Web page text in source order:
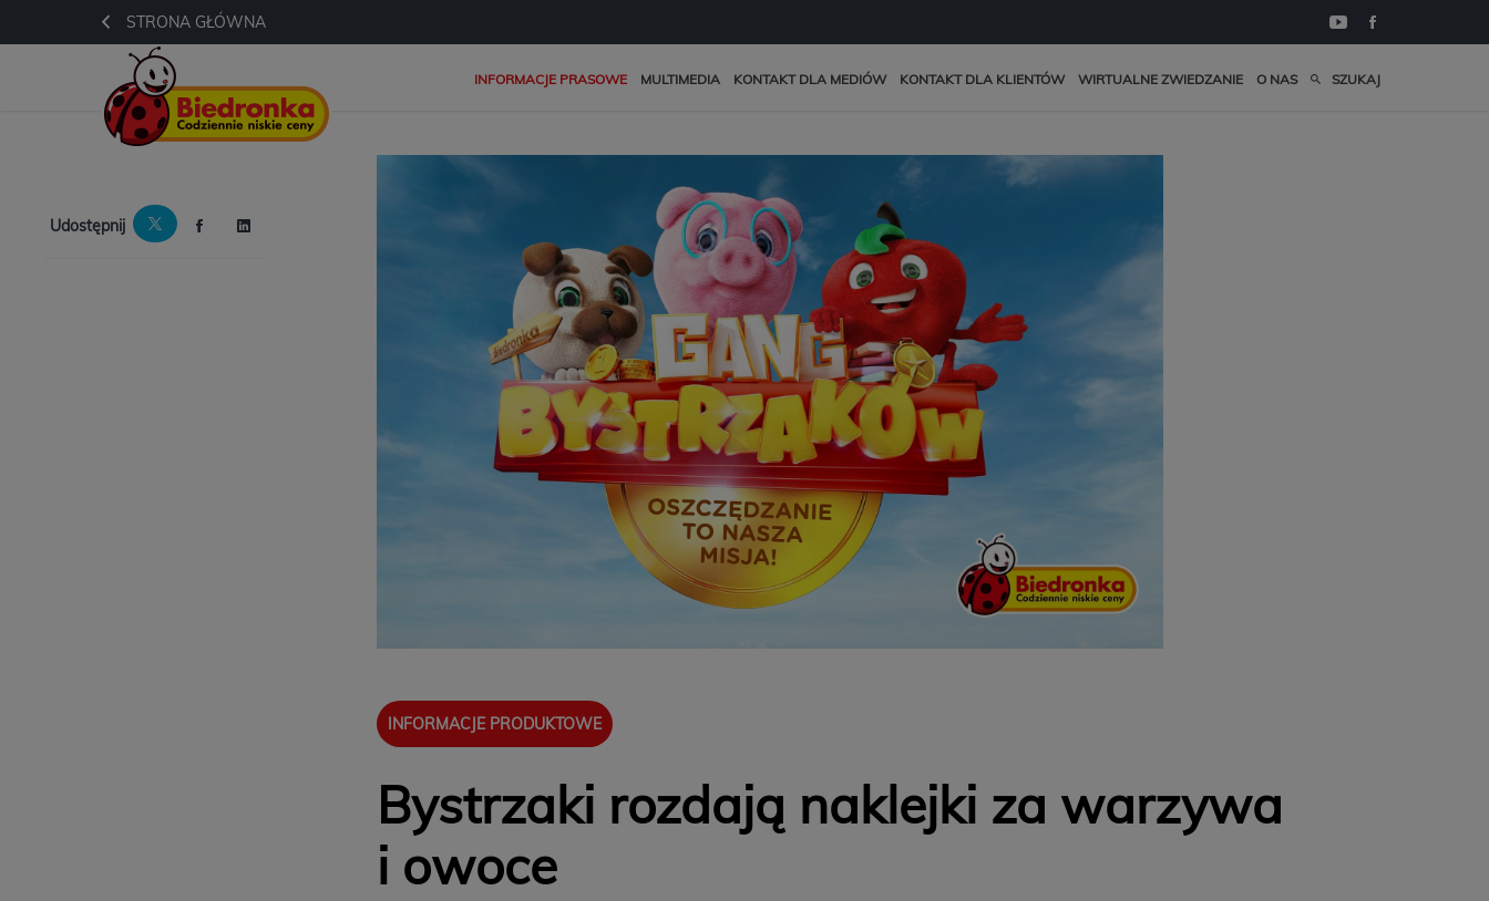
STRONA GŁÓWNA
INFORMACJE PRASOWE MULTIMEDIA KONTAKT DLA MEDIÓW KONTAKT DLA KLIENTÓW WIRTUALNE ZWIEDZANIE O NAS SZUKAJ
Udostępnij
INFORMACJE PRODUKTOWE
Bystrzaki rozdają naklejki za warzywa
i owoce